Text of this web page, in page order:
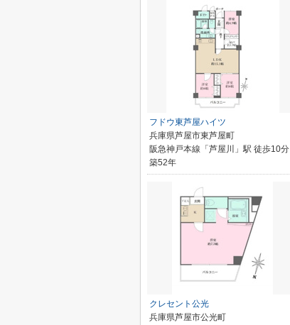
フドウ東芦屋ハイツ
兵庫県芦屋市東芦屋町
阪急神戸本線「芦屋川」駅 徒歩10分
築52年
クレセント公光
兵庫県芦屋市公光町